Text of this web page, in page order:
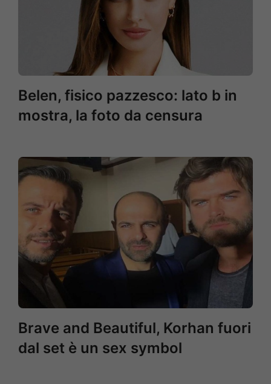
Belen, fisico pazzesco: lato b in
mostra, la foto da censura
Brave and Beautiful, Korhan fuori
dal set è un sex symbol